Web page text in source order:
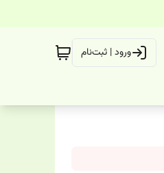
ورود | ثبت‌نام